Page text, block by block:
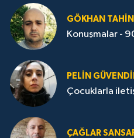
GÖKHAN
Konuşmalar -
PELIN
Çocuklarla
ÇAĞLAR